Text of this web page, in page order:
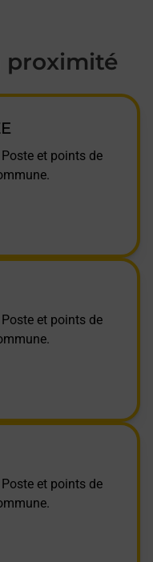
proximité
et points de
et points de
et points de